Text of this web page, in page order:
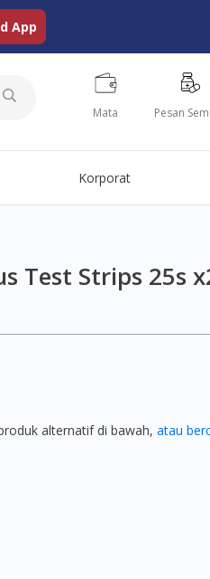
App
Mata Pesan
Korporat
Test Strips 25s
alternatif di bawah,atau